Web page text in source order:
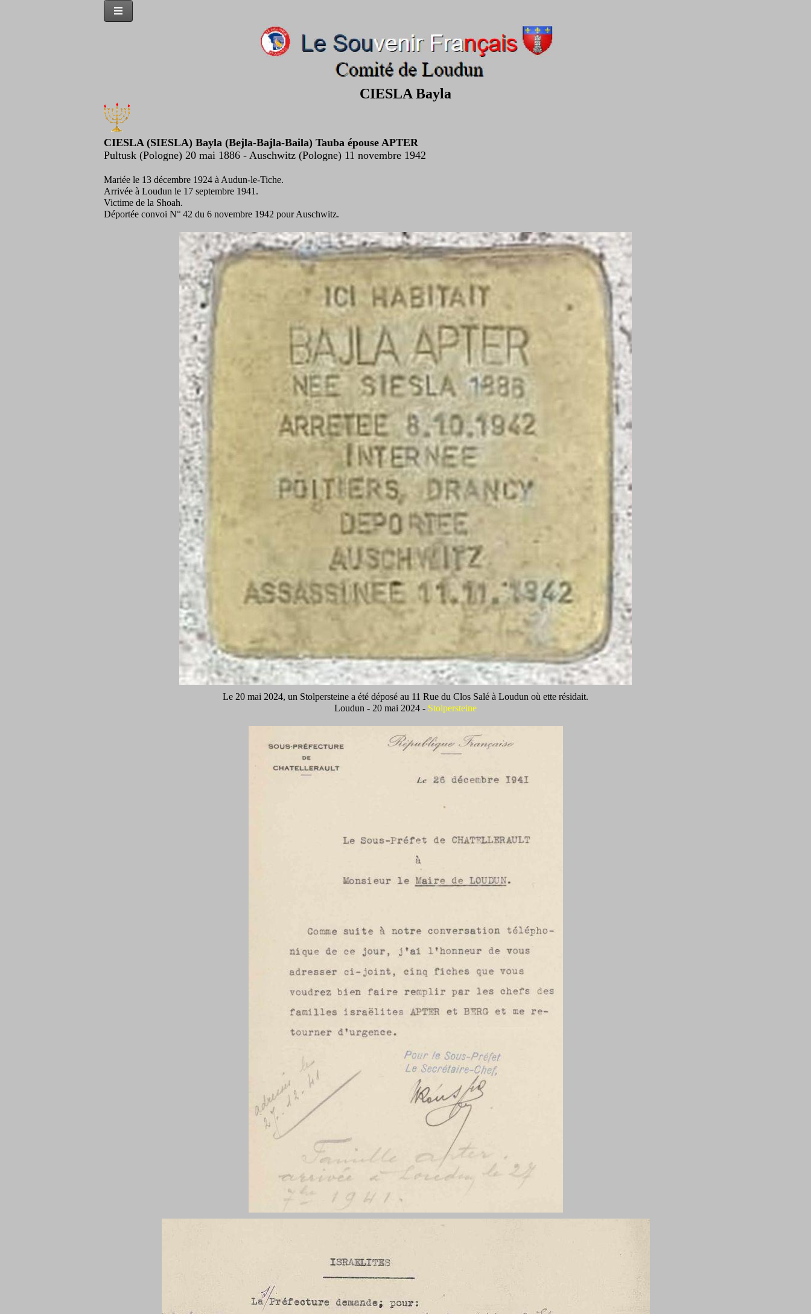
CIESLA Bayla
CIESLA (SIESLA) Bayla (Bejla-Bajla-Baila) Tauba épouse APTER
Pultusk (Pologne) 20 mai 1886 - Auschwitz (Pologne) 11 novembre 1942
Mariée le 13 décembre 1924 à Audun-le-Tiche.
Arrivée à Loudun le 17 septembre 1941.
Victime de la Shoah.
Déportée convoi N° 42 du 6 novembre 1942 pour Auschwitz.
Le 20 mai 2024, un Stolpersteine a été déposé au 11 Rue du Clos Salé à Loudun où ette résidait.
Loudun - 20 mai 2024 - Stolpersteine